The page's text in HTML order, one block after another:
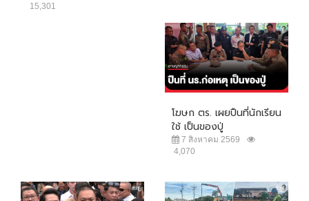
15,301
โฆษก ตร. เผยปืนที่นักเรียน
ใช้ เป็นของปู่
7 สิงหาคม 2569
4,070